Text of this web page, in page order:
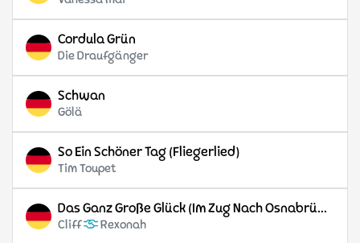
Cordula Grün
Die Draufgänger
Schwan
Gölä
So Ein Schöner Tag (Fliegerlied)
Tim Toupet
Das Ganz Große Glück (Im Zug Nach Osnabrück)
Cliff Rexonah